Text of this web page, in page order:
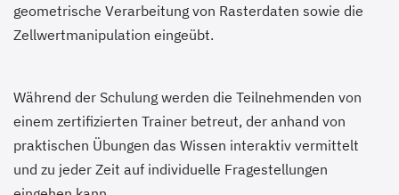
geometrische Verarbeitung von Rasterdaten sowie die
Zellwertmanipulation eingeübt.
Während der Schulung werden die Teilnehmenden von
einem zertifizierten Trainer betreut, der anhand von
praktischen Übungen das Wissen interaktiv vermittelt
und zu jeder Zeit auf individuelle Fragestellungen